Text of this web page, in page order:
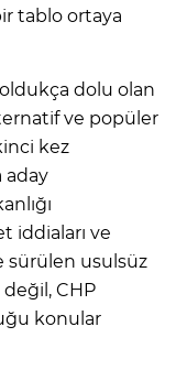
tablo ortaya
dolu olan
ve popüler
kez
aday
iddiaları ve
sürülen usulsüz
değil, CHP
konular